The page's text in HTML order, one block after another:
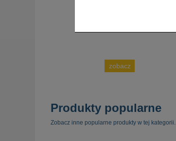
zobacz
Produkty popularne
Zobacz inne popularne produkty w tej kategorii.